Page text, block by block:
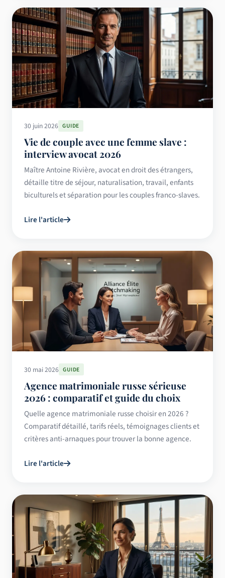
30 juin 2026 GUIDE
Vie de couple avec une femme slave :
interview avocat 2026
Maître Antoine Rivière, avocat en droit des étrangers,
détaille titre de séjour, naturalisation, travail, enfants
biculturels et séparation pour les couples franco-slaves.
Lire l'article
30 mai 2026 GUIDE
Agence matrimoniale russe sérieuse
2026 : comparatif et guide du choix
Quelle agence matrimoniale russe choisir en 2026 ?
Comparatif détaillé, tarifs réels, témoignages clients et
critères anti-arnaques pour trouver la bonne agence.
Lire l'article